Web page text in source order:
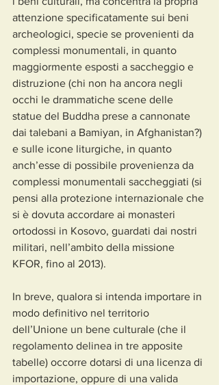
attenzione specificatamente sui beni
archeologici, specie se provenienti da
complessi monumentali, in quanto
maggiormente esposti a saccheggio e
distruzione (chi non ha ancora negli
occhi le drammatiche scene delle
statue del Buddha prese a cannonate
dai talebani a Bamiyan, in Afghanistan?)
e sulle icone liturgiche, in quanto
anch’esse di possibile provenienza da
complessi monumentali saccheggiati (si
pensi alla protezione internazionale che
si è dovuta accordare ai monasteri
ortodossi in Kosovo, guardati dai nostri
militari, nell’ambito della missione
KFOR, fino al 2013).
In breve, qualora si intenda importare in
modo definitivo nel territorio
dell’Unione un bene culturale (che il
regolamento delinea in tre apposite
tabelle) occorre dotarsi di una licenza di
importazione, oppure di una valida